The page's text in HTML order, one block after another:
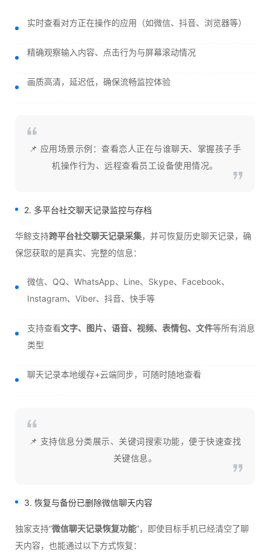
实时查看对方正在操作的应用（如微信、抖音、浏览器等）
精确观察输入内容、点击行为与屏幕滚动情况
画质高清，延迟低，确保流畅监控体验
📌 应用场景示例：查看恋人正在与谁聊天、掌握孩子手
机操作行为、远程查看员工设备使用情况。
2. 多平台社交聊天记录监控与存档
华鲸支持跨平台社交聊天记录采集，并可恢复历史聊天记录，确
保您获取的是真实、完整的信息：
微信、QQ、WhatsApp、Line、Skype、Facebook、
Instagram、Viber、抖音、快手等
支持查看文字、图片、语音、视频、表情包、文件等所有消息
类型
聊天记录本地缓存+云端同步，可随时随地查看
📌 支持信息分类展示、关键词搜索功能，便于快速查找
关键信息。
3. 恢复与备份已删除微信聊天内容
独家支持“微信聊天记录恢复功能”，即使目标手机已经清空了聊
天内容，也能通过以下方式恢复：